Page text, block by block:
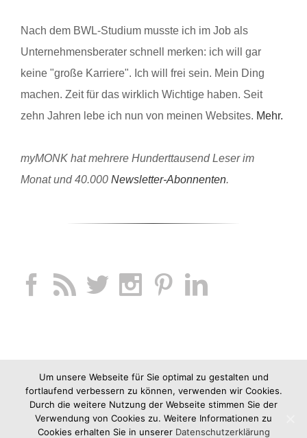
Nach dem BWL-Studium musste ich im Job als
Unternehmensberater schnell merken: ich will gar
keine "große Karriere". Ich will frei sein. Mein Ding
machen. Zeit für das wirklich Wichtige haben. Seit
zehn Jahren lebe ich nun von meinen Websites. Mehr.
myMONK hat mehrere Hunderttausend Leser im
Monat und 40.000 Newsletter-Abonnenten.
Um unsere Webseite für Sie optimal zu gestalten und
fortlaufend verbessern zu können, verwenden wir Cookies.
Durch die weitere Nutzung der Webseite stimmen Sie der
Verwendung von Cookies zu. Weitere Informationen zu
Cookies erhalten Sie in unserer Datenschutzerklärung